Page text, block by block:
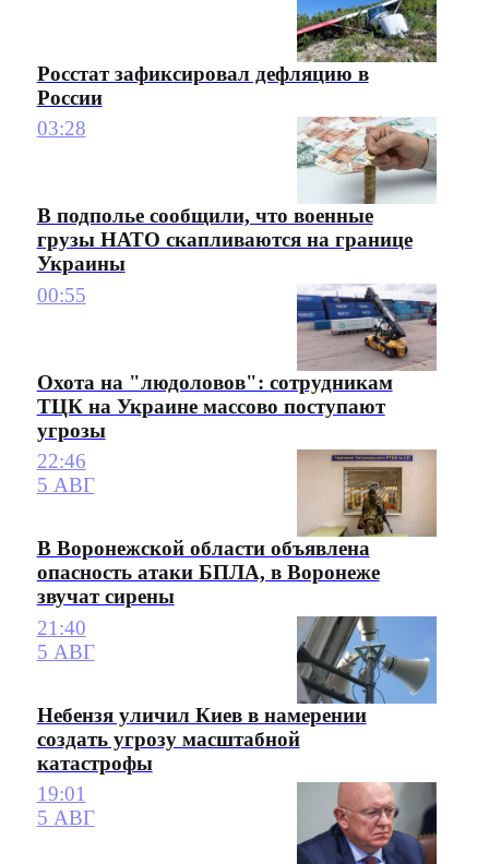
Росстат зафиксировал дефляцию в
России
03:28
В подполье сообщили, что военные
грузы НАТО скапливаются на границе
Украины
00:55
Охота на "людоловов": сотрудникам
ТЦК на Украине массово поступают
угрозы
22:46
5 АВГ
В Воронежской области объявлена
опасность атаки БПЛА, в Воронеже
звучат сирены
21:40
5 АВГ
Небензя уличил Киев в намерении
создать угрозу масштабной
катастрофы
19:01
5 АВГ